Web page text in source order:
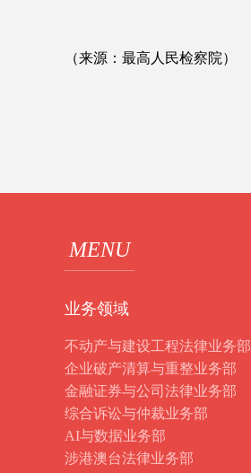
（来源：最高人民检察院）
MENU
业务领域
不动产与建设工程法律业务部
企业破产清算与重整业务部
金融证券与公司法律业务部
综合诉讼与仲裁业务部
AI与数据业务部
涉港澳台法律业务部